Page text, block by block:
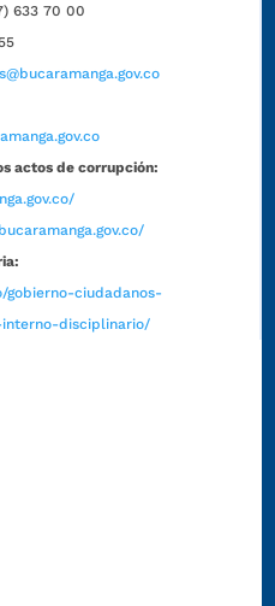
633 70 00
actos de corrupción:
gobierno-ciudadanos-
disciplinario/